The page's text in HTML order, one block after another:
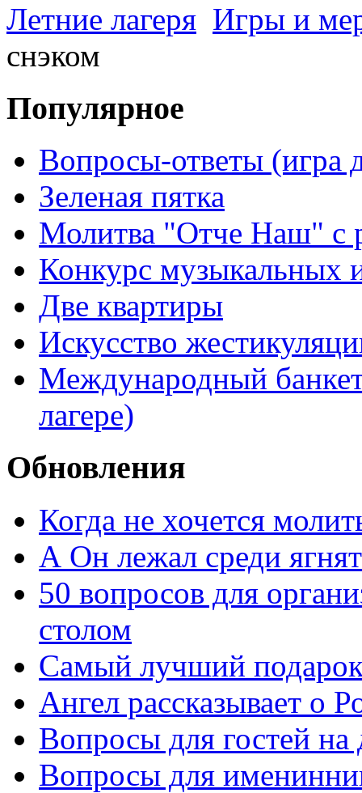
Летние лагеря Игры и
снэком
Популярное
Вопросы-ответы (игра
Зеленая пятка
Молитва "Отче Наш" с
Конкурс музыкальных
Две квартиры
Искусство
Международный
лагере)
Обновления
Когда не хочется
А Он лежал среди ягнят
50 вопросов для
столом
Самый лучший
Ангел рассказывает о
Вопросы для гостей
Вопросы для